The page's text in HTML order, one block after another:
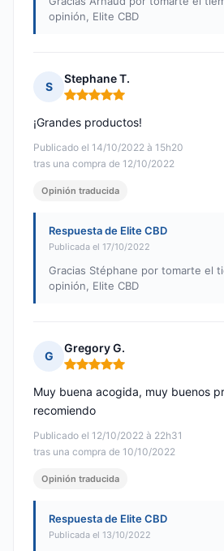
opinión, Elite CBD
S
Stephane T.
Nota: 5 de 5
Publicado el 14/10/2022 à 15h20
tras una compra de 12/10/2022
¡Grandes productos!
Opinión traducida
Respuesta de Elite CBD
Publicada el 17/10/2022
Gracias Stéphane por tomarte el
opinión, Elite CBD
G
Gregory G.
Nota: 5 de 5
Publicado el 12/10/2022 à 22h31
tras una compra de 10/10/2022
Muy buena acogida, muy buenos
recomiendo
Opinión traducida
Respuesta de Elite CBD
Publicada el 13/10/2022